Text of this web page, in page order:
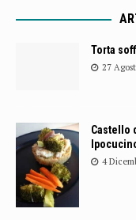
Torta
27
Castello
4